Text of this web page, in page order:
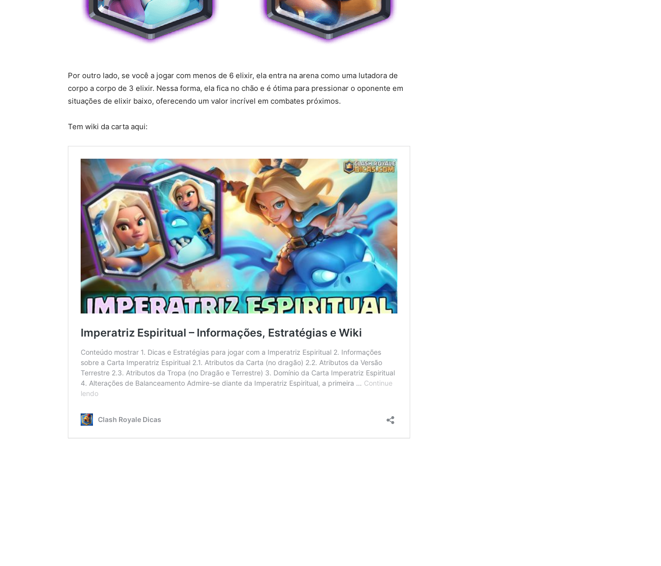
Por outro lado, se você a jogar com menos de 6 elixir, ela entra na arena como uma lutadora de
corpo a corpo de 3 elixir. Nessa forma, ela fica no chão e é ótima para pressionar o oponente em
situações de elixir baixo, oferecendo um valor incrível em combates próximos.
Tem wiki da carta aqui: